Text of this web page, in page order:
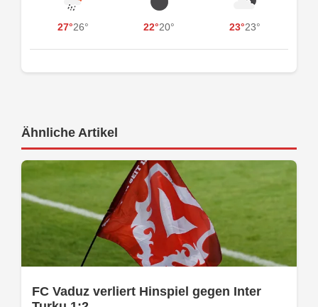
27°26° 22°20° 23°23°
Ähnliche Artikel
FC Vaduz verliert Hinspiel gegen Inter